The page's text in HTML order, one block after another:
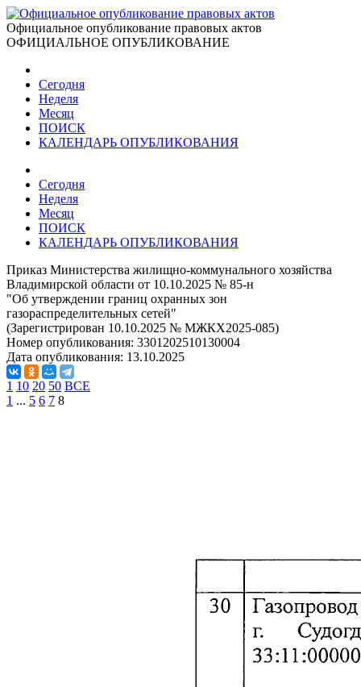
Официальное опубликование правовых актов
ОФИЦИАЛЬНОЕ ОПУБЛИКОВАНИЕ
Сегодня
Неделя
Месяц
ПОИСК
КАЛЕНДАРЬ ОПУБЛИКОВАНИЯ
Сегодня
Неделя
Месяц
ПОИСК
КАЛЕНДАРЬ ОПУБЛИКОВАНИЯ
Приказ Министерства жилищно-коммунального хозяйства
Владимирской области от 10.10.2025 № 85-н
"Об утверждении границ охранных зон
газораспределительных сетей"
(Зарегистрирован 10.10.2025 № МЖКХ2025-085)
Номер опубликования: 3301202510130004
Дата опубликования: 13.10.2025
1 10 20 50 ВСЕ
1 ... 5 6 7 8